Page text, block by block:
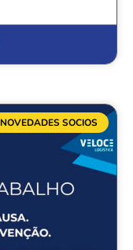
NOVEDADES SOCIOS